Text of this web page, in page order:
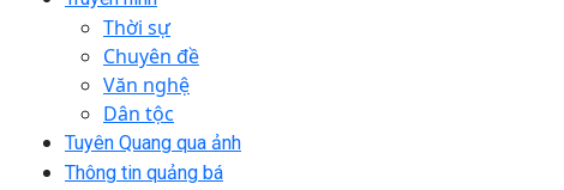
Thời sự
Chuyên đề
Văn nghệ
Dân tộc
Tuyên Quang qua ảnh
Thông tin quảng bá